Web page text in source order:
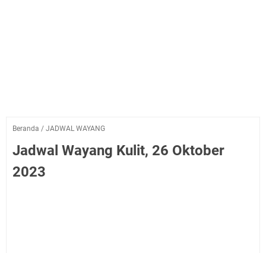
Beranda / JADWAL WAYANG
Jadwal Wayang Kulit, 26 Oktober
2023